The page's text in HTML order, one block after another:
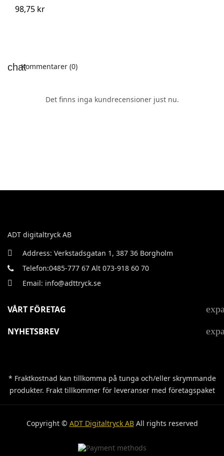
98,75 kr
Kommentarer (0)
Det finns inga kundrecensioner just nu.
ADT digitaltryck AB
Address: Verkstadsgatan 1, 387 36 Borgholm
Telefon:0485-777 67 Alt 073-918 60 70
Email: info@adttryck.se
VÅRT FÖRETAG
NYHETSBREV
* Fraktkostnad kan tillkomma på tunga och/eller skrymmande
produkter. Frakt tillkommer för leveranser med företagspaket
Copyright © ADT Digitaltryck ABAll rights reserved